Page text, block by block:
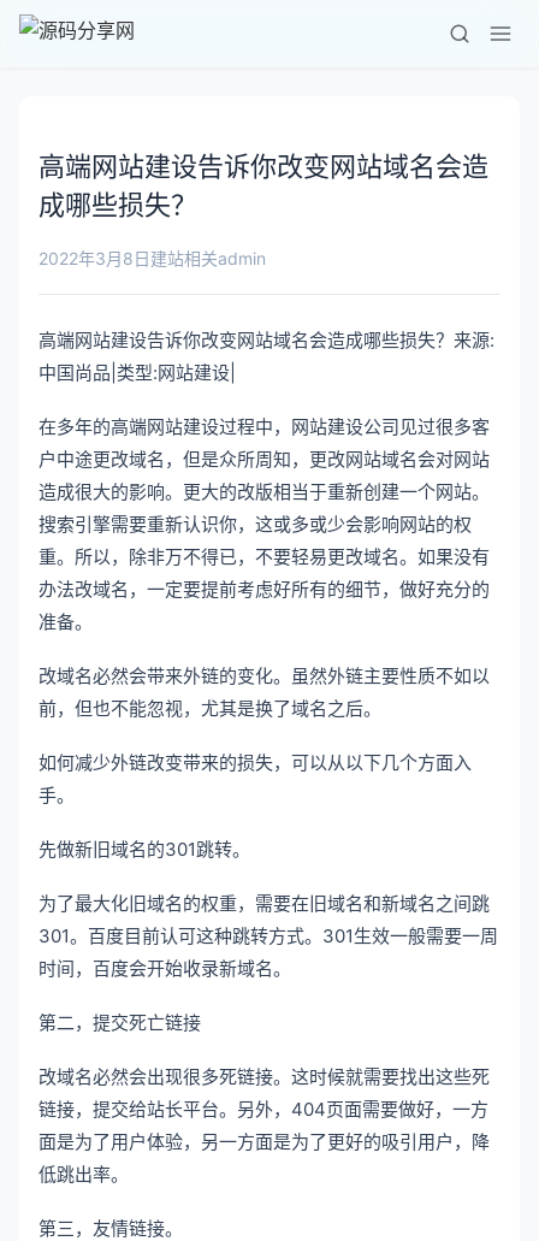
高端网站建设告诉你改变网站域名会造
成哪些损失？
2022年3月8日建站相关admin
高端网站建设告诉你改变网站域名会造成哪些损失？来源:
中国尚品|类型:网站建设|
在多年的高端网站建设过程中，网站建设公司见过很多客
户中途更改域名，但是众所周知，更改网站域名会对网站
造成很大的影响。更大的改版相当于重新创建一个网站。
搜索引擎需要重新认识你，这或多或少会影响网站的权
重。所以，除非万不得已，不要轻易更改域名。如果没有
办法改域名，一定要提前考虑好所有的细节，做好充分的
准备。
改域名必然会带来外链的变化。虽然外链主要性质不如以
前，但也不能忽视，尤其是换了域名之后。
如何减少外链改变带来的损失，可以从以下几个方面入
手。
先做新旧域名的301跳转。
为了最大化旧域名的权重，需要在旧域名和新域名之间跳
301。百度目前认可这种跳转方式。301生效一般需要一周
时间，百度会开始收录新域名。
第二，提交死亡链接
改域名必然会出现很多死链接。这时候就需要找出这些死
链接，提交给站长平台。另外，404页面需要做好，一方
面是为了用户体验，另一方面是为了更好的吸引用户，降
低跳出率。
第三，友情链接。